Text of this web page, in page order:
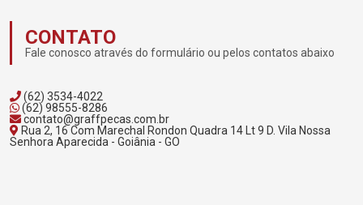
CONTATO
Fale conosco através do formulário ou pelos contatos abaixo
(62) 3534-4022
(62) 98555-8286
contato@graffpecas.com.br
Rua 2, 16 Com Marechal Rondon Quadra 14 Lt 9 D. Vila Nossa
Senhora Aparecida - Goiânia - GO